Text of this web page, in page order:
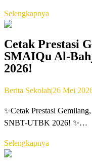
Selengkapnya
Cetak Prestasi
SMAIQu Al-
2026!
Berita Sekolah|26 Mei
✨Cetak Prestasi
SNBT-UTBK 2026! ✨…
Selengkapnya